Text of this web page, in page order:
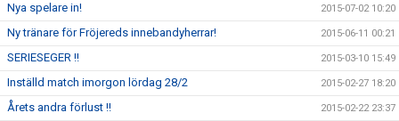
Nya spelare in! 2015-07-02 10:20
Ny tränare för Fröjereds innebandyherrar! 2015-06-11 00:21
SERIESEGER !! 2015-03-10 15:49
Inställd match imorgon lördag 28/2 2015-02-27 18:20
Årets andra förlust !! 2015-02-22 23:37